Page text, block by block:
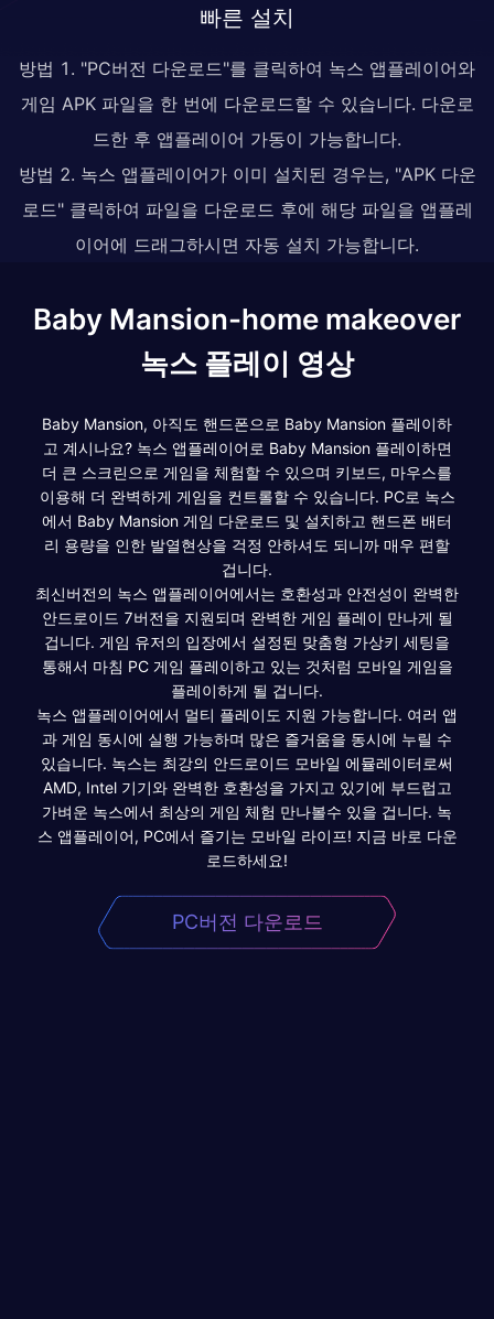
빠른 설치
방법 1. "PC버전 다운로드"를 클릭하여 녹스 앱플레이어와
게임 APK 파일을 한 번에 다운로드할 수 있습니다. 다운로
드한 후 앱플레이어 가동이 가능합니다.
방법 2. 녹스 앱플레이어가 이미 설치된 경우는, "APK 다운
로드" 클릭하여 파일을 다운로드 후에 해당 파일을 앱플레
이어에 드래그하시면 자동 설치 가능합니다.
Baby Mansion-home makeover
녹스 플레이 영상
Baby Mansion, 아직도 핸드폰으로 Baby Mansion 플레이하
고 계시나요? 녹스 앱플레이어로 Baby Mansion 플레이하면
더 큰 스크린으로 게임을 체험할 수 있으며 키보드, 마우스를
이용해 더 완벽하게 게임을 컨트롤할 수 있습니다. PC로 녹스
에서 Baby Mansion 게임 다운로드 및 설치하고 핸드폰 배터
리 용량을 인한 발열현상을 걱정 안하셔도 되니까 매우 편할
겁니다.
최신버전의 녹스 앱플레이어에서는 호환성과 안전성이 완벽한
안드로이드 7버전을 지원되며 완벽한 게임 플레이 만나게 될
겁니다. 게임 유저의 입장에서 설정된 맞춤형 가상키 세팅을
통해서 마침 PC 게임 플레이하고 있는 것처럼 모바일 게임을
플레이하게 될 겁니다.
녹스 앱플레이어에서 멀티 플레이도 지원 가능합니다. 여러 앱
과 게임 동시에 실행 가능하며 많은 즐거움을 동시에 누릴 수
있습니다. 녹스는 최강의 안드로이드 모바일 에뮬레이터로써
AMD, Intel 기기와 완벽한 호환성을 가지고 있기에 부드럽고
가벼운 녹스에서 최상의 게임 체험 만나볼수 있을 겁니다. 녹
스 앱플레이어, PC에서 즐기는 모바일 라이프! 지금 바로 다운
로드하세요!
PC버전 다운로드